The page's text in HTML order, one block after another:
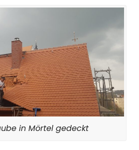
in Mörtel gedeckt